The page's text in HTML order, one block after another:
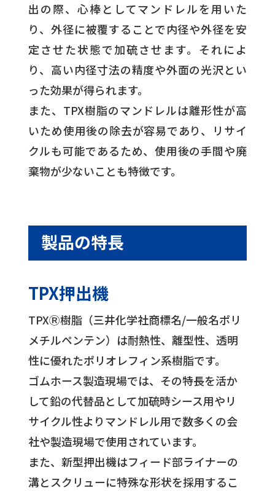
出の際、心棒としてマンドレルを用いた
り、外径に被覆することで内径や外径を安
定させた状態で加硫させます。それによ
り、高い内径寸法の精度や外面の光沢とい
った効果が得られます。
また、TPX樹脂のマンドレルは離形性が高
いため使用後の除去が容易であり、リサイ
クルも可能であるため、使用後の手間や廃
棄物が少ないことも特徴です。
製品の特長
TPX押出機
TPXⓇ樹脂（三井化学社商標名/一般名ポリ
メチルペンテン）は耐熱性、離型性、透明
性に優れたポリオレフィン系樹脂です。
ゴムホース製造現場では、その特長を活か
して鉛の代替品として加硫時シース用やリ
サイクル性よりマンドレル用で数多くの会
社や製造現場で使用されています。
また、新型押出機はフィード部ライナーの
溝とスクリューに特殊な形状を採用するこ